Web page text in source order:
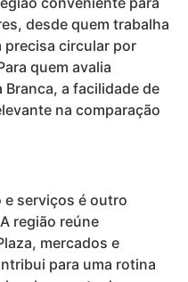
desde quem trabalha
precisa circular por
quem avalia
a facilidade de
na comparação
serviços é outro
região reúne
mercados e
para uma rotina